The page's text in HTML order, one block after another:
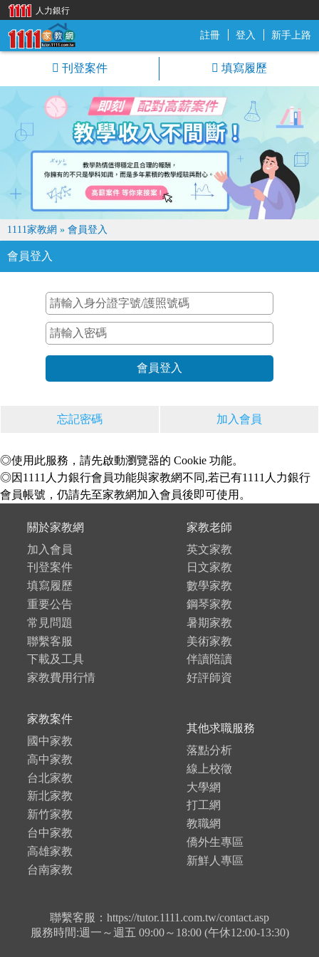
註冊 登入 新手上路
刊登案件 填寫履歷
1111家教網 » 會員登入
會員登入
忘記密碼 加入會員
◎使用此服務，請先啟動瀏覽器的 Cookie 功能。
◎因1111人力銀行會員功能與家教網不同,若已有1111人力銀行
會員帳號，仍請先至家教網加入會員後即可使用。
關於家教網
加入會員
刊登案件
填寫履歷
重要公告
常見問題
聯繫客服
下載及工具
家教費用行情
家教老師
英文家教
日文家教
數學家教
鋼琴家教
暑期家教
美術家教
伴讀陪讀
好評師資
家教案件
國中家教
高中家教
台北家教
新北家教
新竹家教
台中家教
高雄家教
台南家教
其他求職服務
落點分析
線上校徵
大學網
打工網
教職網
僑外生專區
新鮮人專區
聯繫客服：https://tutor.1111.com.tw/contact.asp
服務時間:週一～週五 09:00～18:00 (午休12:00-13:30)
人力銀行